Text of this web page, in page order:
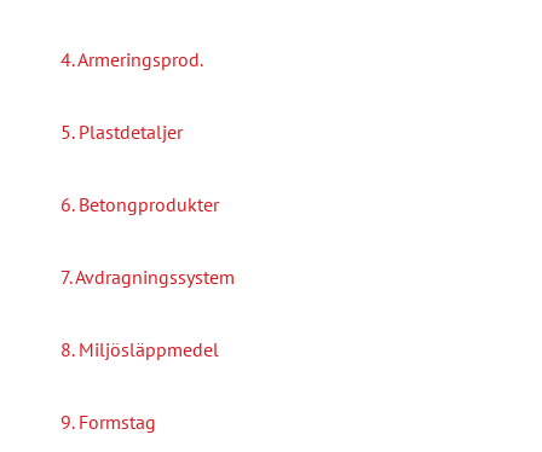
4. Armeringsprod.
5. Plastdetaljer
6. Betongprodukter
7. Avdragningssystem
8. Miljösläppmedel
9. Formstag